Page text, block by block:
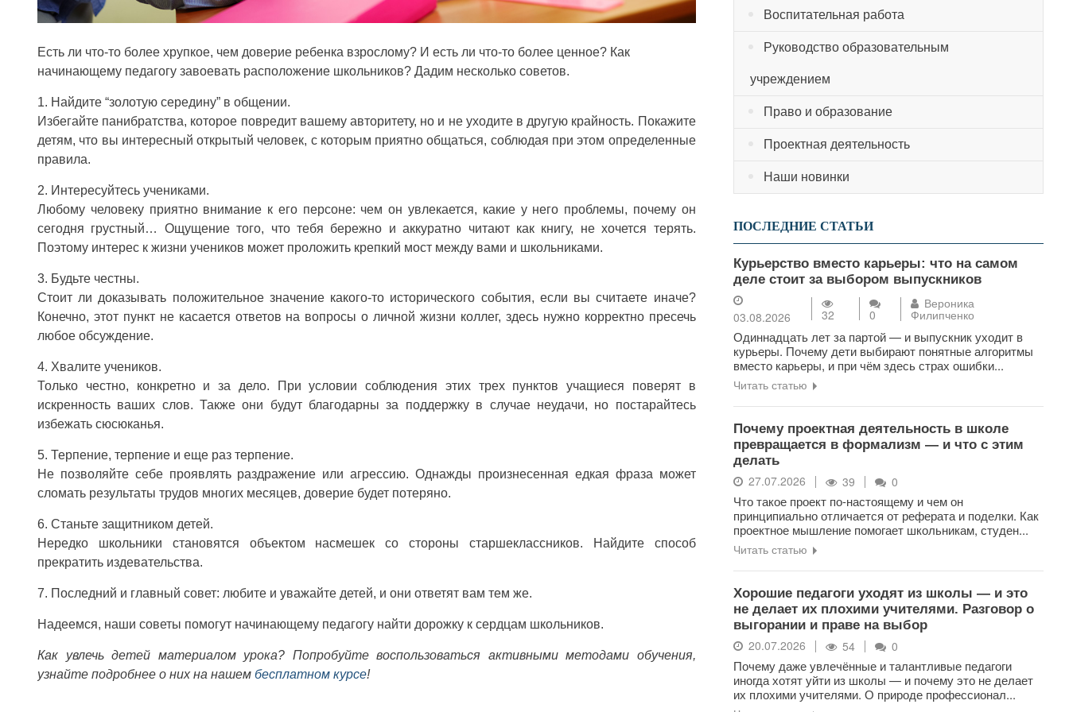
Есть ли что-то более хрупкое, чем доверие ребенка взрослому? И есть ли что-то более ценное? Как
начинающему педагогу завоевать расположение школьников? Дадим несколько советов.
1. Найдите “золотую середину” в общении.
Избегайте панибратства, которое повредит вашему авторитету, но и не уходите в другую крайность. Покажите
детям, что вы интересный открытый человек, с которым приятно общаться, соблюдая при этом определенные
правила.
2. Интересуйтесь учениками.
Любому человеку приятно внимание к его персоне: чем он увлекается, какие у него проблемы, почему он
сегодня грустный… Ощущение того, что тебя бережно и аккуратно читают как книгу, не хочется терять.
Поэтому интерес к жизни учеников может проложить крепкий мост между вами и школьниками.
3. Будьте честны.
Стоит ли доказывать положительное значение какого-то исторического события, если вы считаете иначе?
Конечно, этот пункт не касается ответов на вопросы о личной жизни коллег, здесь нужно корректно пресечь
любое обсуждение.
4. Хвалите учеников.
Только честно, конкретно и за дело. При условии соблюдения этих трех пунктов учащиеся поверят в
искренность ваших слов. Также они будут благодарны за поддержку в случае неудачи, но постарайтесь
избежать сюсюканья.
5. Терпение, терпение и еще раз терпение.
Не позволяйте себе проявлять раздражение или агрессию. Однажды произнесенная едкая фраза может
сломать результаты трудов многих месяцев, доверие будет потеряно.
6. Станьте защитником детей.
Нередко школьники становятся объектом насмешек со стороны старшеклассников. Найдите способ
прекратить издевательства.
7. Последний и главный совет: любите и уважайте детей, и они ответят вам тем же.
Надеемся, наши советы помогут начинающему педагогу найти дорожку к сердцам школьников.
Как увлечь детей материалом урока? Попробуйте воспользоваться активными методами обучения,
узнайте подробнее о них на нашем бесплатном курсе!
Воспитательная работа
Руководство образовательным
учреждением
Право и образование
Проектная деятельность
Наши новинки
ПОСЛЕДНИЕ СТАТЬИ
Курьерство вместо карьеры: что на самом
деле стоит за выбором выпускников
03.08.2026 32 0
Вероника
Филипченко
Одиннадцать лет за партой — и выпускник уходит в
курьеры. Почему дети выбирают понятные алгоритмы
вместо карьеры, и при чём здесь страх ошибки...
Читать статью
Почему проектная деятельность в школе
превращается в формализм — и что с этим
делать
27.07.2026 39 0
Что такое проект по-настоящему и чем он
принципиально отличается от реферата и поделки. Как
проектное мышление помогает школьникам, студен...
Читать статью
Хорошие педагоги уходят из школы — и это
не делает их плохими учителями. Разговор о
выгорании и праве на выбор
20.07.2026 54 0
Почему даже увлечённые и талантливые педагоги
иногда хотят уйти из школы — и почему это не делает
их плохими учителями. О природе профессионал...